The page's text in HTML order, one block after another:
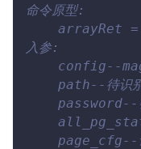
命令原型:
arrayRet
入参:
config--
path--待识
password--
page_cfg--